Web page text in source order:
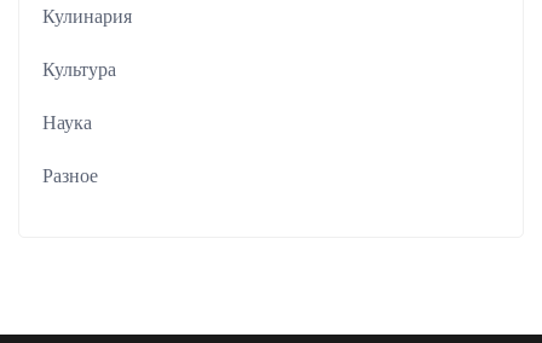
Кулинария
Культура
Наука
Разное